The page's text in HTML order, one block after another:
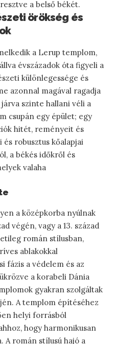
a belső békét.
örökség és
a Lerup templom,
évszázadok óta figyeli a
különlegessége és
azonnal magával ragadja
szinte hallani véli a
csupán egy épület; egy
hitét, reményeit és
robusztus kőalapjai
a békés időkről és
valaha
a középkorba nyúlnak
végén, vagy a 13. század
román stílusban,
ablakokkal
fázis a védelem és az
a korabeli Dánia
gyakran szolgáltak
A templom építéséhez
helyi forrásból
hogy harmonikusan
A román stílusú hajó a